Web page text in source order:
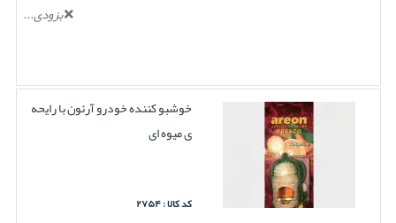
بزودی...
خوشبو کننده خودرو آرئون با رایحه
ی میوه ای
کد کالا : ۲۷۵۴